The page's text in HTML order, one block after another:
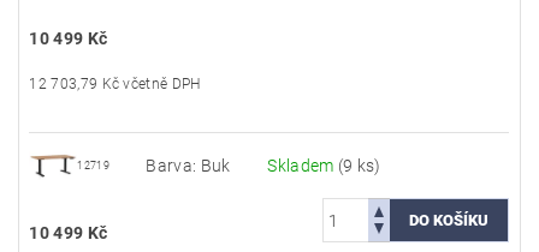
10 499 Kč
12 703,79 Kč včetně DPH
12719 Barva: Buk Skladem (9 ks)
10 499 Kč